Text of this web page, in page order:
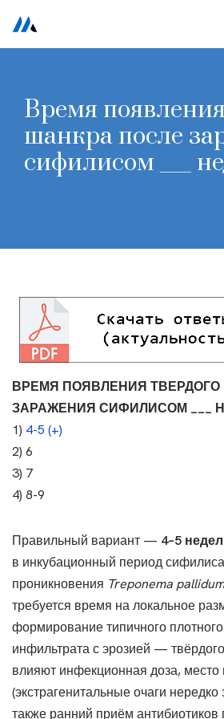
Перейти
Время
шанкра после
сифилисом ___
ВРЕМЯ ПОЯВЛЕНИЯ
ЗАРАЖЕНИЯ СИФИЛИСОМ ___
1) 4-5 (+)
2) 6
3) 7
4) 8-9
Правильный вариант — 4–5
в инкубационный период
проникновения Treponema pallidum
требуется время на локальное
формирование типичного
инфильтрата с эрозией —
влияют инфекционная доза, место
(экстрагенитальные очаги
также ранний приём антибиотиков